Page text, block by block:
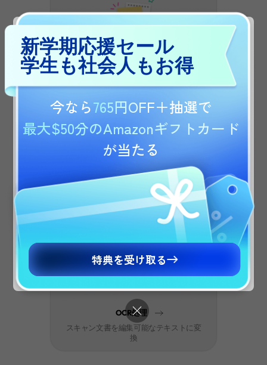
お住まいの地域に合わせたUPDF.comの国別サ
イトに移動しますか？価格、プロモーション、
イベントに関する詳細は、国別サイトで確認で
きます。
Are you visiting updf.com from outside this
region? Visit your regional site for more relevant
pricing, promotions, and events.
Continue to English Site
注釈追加
コメント・強調・図形で資料を効率的に
PDF と各種フォーマットを相互に変換可
能
OCR処理
スキャン文書を編集可能なテキストに変
換
新学期応援セール
学生も社会人もお得
今なら765円OFF＋抽選で
最大$50分のAmazonギフトカード
が当たる
特典を受け取る